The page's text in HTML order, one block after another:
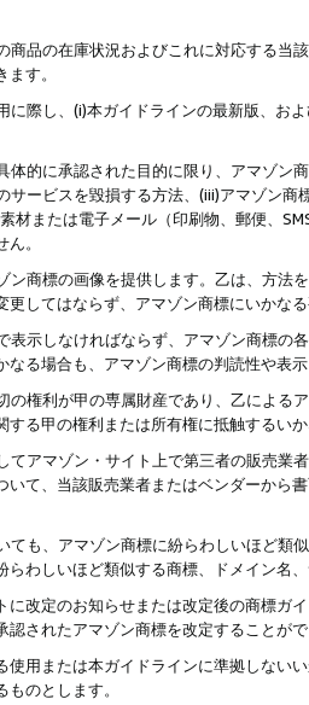
商品の在庫状況およびこれに対応する
す。
に際し、(i)本ガイドラインの最新版、お
体的に承認された目的に限り、アマゾン
サービスを毀損する方法、(iii)アマゾン
材または電子メール（印刷物、郵便、
。
ン商標の画像を提供します。乙は、方
更してはならず、アマゾン商標にいかな
表示しなければならず、アマゾン商標
なる場合も、アマゾン商標の判読性や表
の権利が甲の専属財産であり、乙による
する甲の権利または所有権に抵触するい
てアマゾン・サイト上で第三者の販売
いて、当該販売業者またはベンダーから
ても、アマゾン商標に紛らわしいほど類
らわしいほど類似する商標、ドメイン名
に改定のお知らせまたは改定後の商標ガ
認されたアマゾン商標を改定することが
使用または本ガイドラインに準拠しない
のとします。